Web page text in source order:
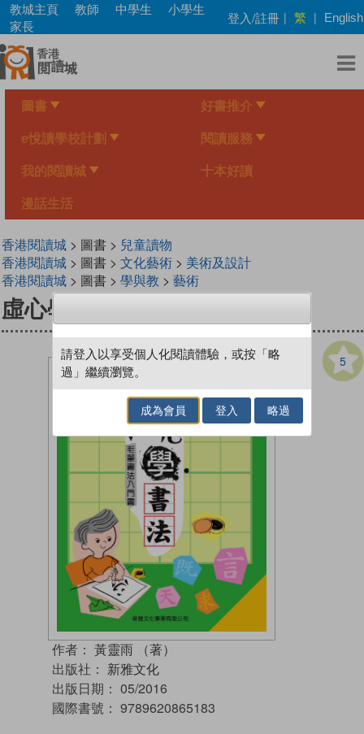
Skip
main
content
教城主頁 教師 中學生
小學生
家長
登入/註冊 | 繁 | English
圖書 好書推介
e悅讀學校計劃 閱讀服務
我的閱讀城 十本好讀
漫話生活
香港閱讀城> 圖書 > 兒童讀物
香港閱讀城> 圖書 > 文化藝術> 美術及設計
香港閱讀城> 圖書 > 學與教 > 藝術
虛心學書法──毛筆書法入門書
5
作者： 黃靈雨 （著）
出版社： 新雅文化
出版日期： 05/2016
國際書號： 9789620865183
請登入以享受個人化閱讀體驗，或按「略
過」繼續瀏覽。
成為會員 登入 略過